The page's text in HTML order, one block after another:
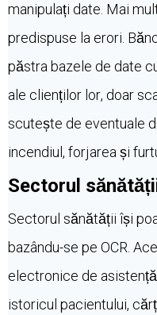
manipulați date. Mai
predispuse la erori.
păstra bazele de date
ale clienților lor, doar
scutește de eventuale
incendiul, forjarea și
Sectorul
Sectorul sănătății își
bazându-se pe OCR.
electronice de
istoricul pacientului,